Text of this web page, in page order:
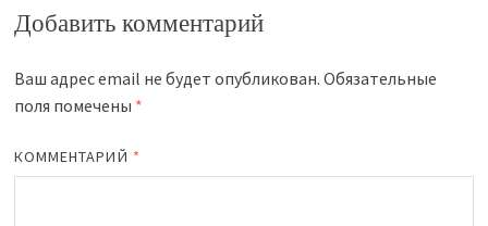
Добавить комментарий
Ваш адрес email не будет опубликован. Обязательные
поля помечены *
КОММЕНТАРИЙ *